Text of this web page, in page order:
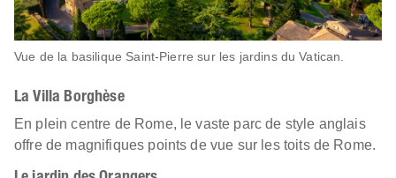
Vue de la basilique Saint-Pierre sur les jardins du Vatican.
La Villa Borghèse
En plein centre de Rome, le vaste parc de style anglais
offre de magnifiques points de vue sur les toits de Rome.